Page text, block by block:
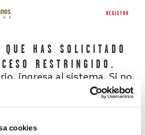
cookies
REGISTRO
HAS SOLICITADO
RESTRINGIDO.
ingresa al sistema. Si no,